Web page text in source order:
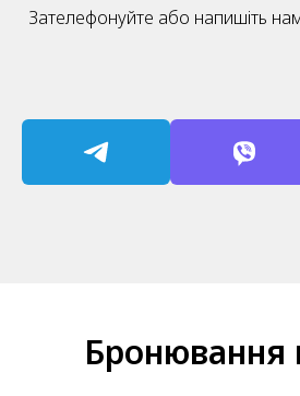
Зателефонуйте або напишіть
Бронювання